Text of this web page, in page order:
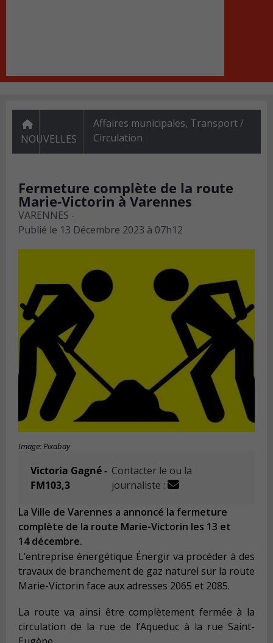
NOUVELLES
Affaires municipales, Transport /
Circulation
Fermeture complète de la route
Marie-Victorin à Varennes
VARENNES -
Publié le 13 Décembre 2023 à 07h12
Image: Pixabay
Victoria Gagné -
FM103,3
Contacter le ou la
journaliste :
La Ville de Varennes a annoncé la fermeture
complète de la route Marie-Victorin les 13 et
14 décembre.
L’entreprise énergétique Énergir va procéder à des
travaux de branchement de gaz naturel sur la route
Marie-Victorin face aux adresses 2065 et 2085.
La route va ainsi être complètement fermée à la
circulation de la rue de l’Aqueduc à la rue Saint-